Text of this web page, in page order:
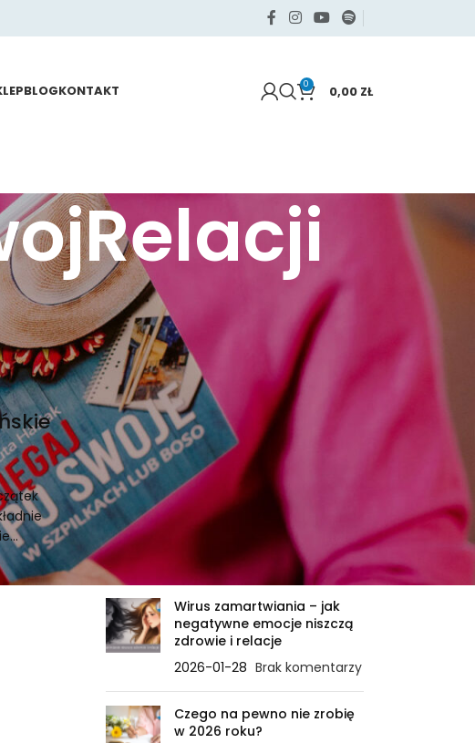
BLOGKONTAKT 0 0,00 ZŁ
KATEGORIE
Samo życie
Sięgaj po swoje
Zdrowie
OSTATNIE WPISY
Zanim ciało powie STOP – ile
sygnałów jeszcze
2026-02-21 Brak komentarzy
Wirus zamartwiania – jak
negatywne emocje niszczą
zdrowie i relacje
2026-01-28 Brak komentarzy
Czego na pewno nie zrobię
w 2026 roku?